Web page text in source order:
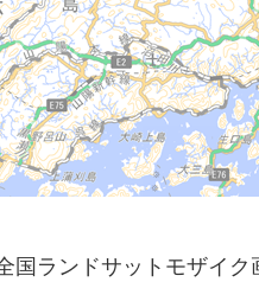
国ランドサットモザイ